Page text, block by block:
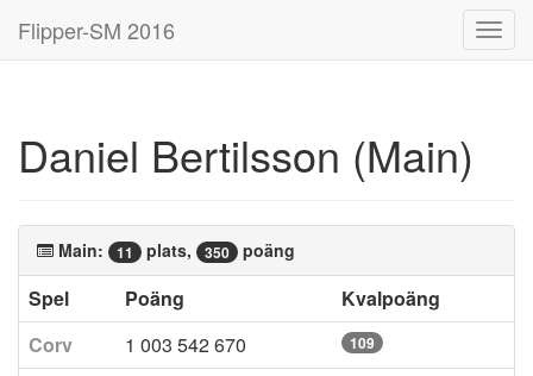
Flipper-SM 2016
Daniel Bertilsson (Main)
Main: 11 plats, 350 poäng
Spel Poäng
Kvalpoäng
Corv
1 003 542 670 109